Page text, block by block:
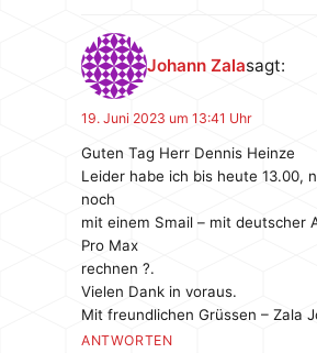
Johann Zalasagt:
19. Juni 2023 um 13:41 Uhr
Guten Tag Herr Dennis Heinze
Leider habe ich bis heute 13.00,
noch
mit einem Smail – mit deutscher
Pro Max
rechnen ?.
Vielen Dank in voraus.
Mit freundlichen Grüssen – Zala
ANTWORTEN